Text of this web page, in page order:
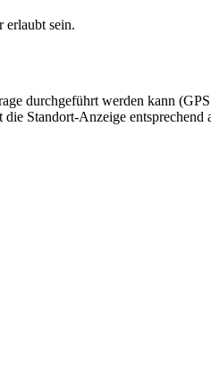
erlaubt sein.
durchgeführt werden kann
Standort-Anzeige entsprechend